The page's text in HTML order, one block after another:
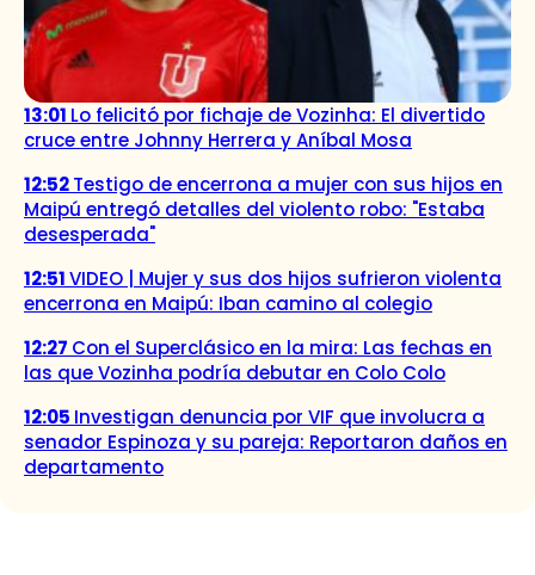
13:01 Lo felicitó por fichaje de Vozinha: El divertido
cruce entre Johnny Herrera y Aníbal Mosa
12:52Testigo de encerrona a mujer con sus hijos en
Maipú entregó detalles del violento robo: "Estaba
desesperada"
12:51VIDEO | Mujer y sus dos hijos sufrieron violenta
encerrona en Maipú: Iban camino al colegio
12:27 Con el Superclásico en la mira: Las fechas en
las que Vozinha podría debutar en Colo Colo
12:05 Investigan denuncia por VIF que involucra a
senador Espinoza y su pareja: Reportaron daños en
departamento